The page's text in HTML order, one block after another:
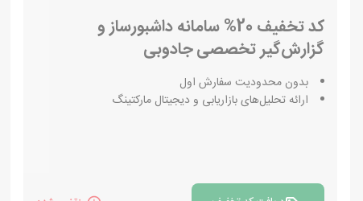
کد تخفیف 20% سامانه داشبورساز و
گزارش‌گیر تخصصی جادوبی
بدون محدودیت سفارش اول
ارائه تحلیل‌های بازاریابی و دیجیتال مارکتینگ